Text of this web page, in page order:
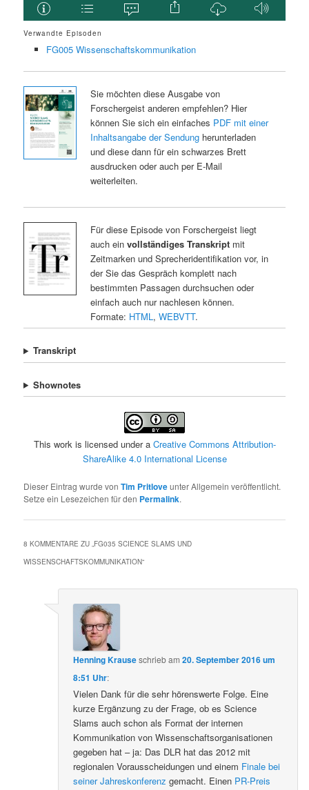
Verwandte Episoden
FG005 Wissenschaftskommunikation
Sie möchten diese Ausgabe von
Forschergeist anderen empfehlen? Hier
können Sie sich ein einfaches PDF mit einer
Inhaltsangabe der Sendungherunterladen
und diese dann für ein schwarzes Brett
ausdrucken oder auch per E-Mail
weiterleiten.
Für diese Episode von Forschergeist liegt
auch ein vollständiges Transkriptmit
Zeitmarken und Sprecheridentifikation vor, in
der Sie das Gespräch komplett nach
bestimmten Passagen durchsuchen oder
einfach auch nur nachlesen können.
Formate: HTML , WEBVTT.
Transkript
Shownotes
This work is licensed under a Creative Commons Attribution-
ShareAlike 4.0 International License
Dieser Eintrag wurde vonTim Pritloveunter Allgemein veröffentlicht.
Setze ein Lesezeichen für den Permalink.
8 KOMMENTARE ZU „FG035 SCIENCE SLAMS UND
WISSENSCHAFTSKOMMUNIKATION“
Henning Krauseschriebam20. September 2016 um
8:51 Uhr:
Vielen Dank für die sehr hörenswerte Folge. Eine
kurze Ergänzung zu der Frage, ob es Science
Slams auch schon als Format der internen
Kommunikation von Wissenschaftsorganisationen
gegeben hat – ja: Das DLR hat das 2012 mit
regionalen Vorausscheidungen und einem Finale bei
seiner Jahreskonferenz gemacht. Einen PR-Preis